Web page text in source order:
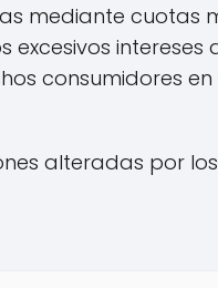
mediante cuotas
intereses
consumidores
alteradas por